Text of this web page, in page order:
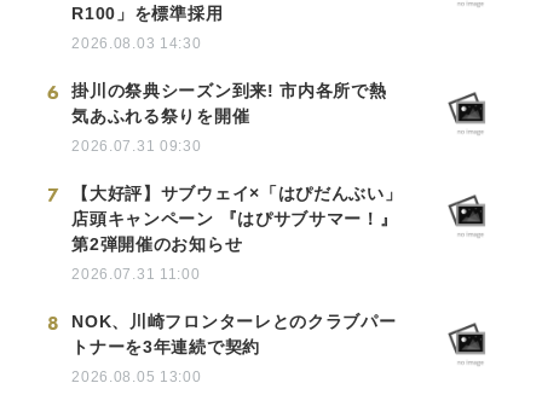
R100」を標準採用
2026.08.03 14:30
6
掛川の祭典シーズン到来! 市内各所で熱
気あふれる祭りを開催
2026.07.31 09:30
7
【大好評】サブウェイ×「はぴだんぶい」
店頭キャンペーン 『はぴサブサマー！』
第2弾開催のお知らせ
2026.07.31 11:00
8
NOK、川崎フロンターレとのクラブパー
トナーを3年連続で契約
2026.08.05 13:00